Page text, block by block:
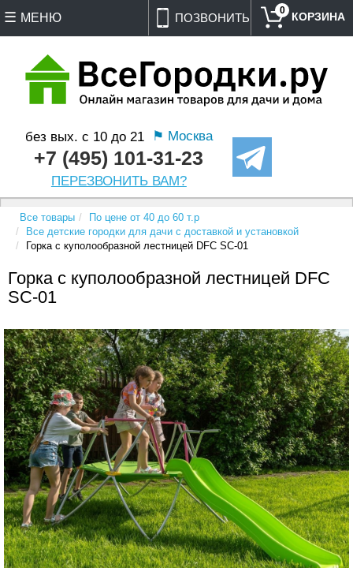
ПОЗВОНИТЬ
без вых. с 10 до 21 ⚑ Москва
+7 (495) 101-31-23
ПЕРЕЗВОНИТЬ ВАМ?
0
МЕНЮ
Все товары
По цене от 40 до 60 т.р
Все детские городки для дачи с доставкой и установкой
Горка с куполообразной лестницей DFC SC-01
Горка с куполообразной лестницей DFC
SC-01